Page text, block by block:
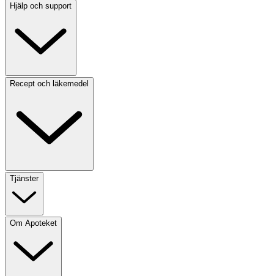
Hjälp och support
Recept och läkemedel
Tjänster
Om Apoteket